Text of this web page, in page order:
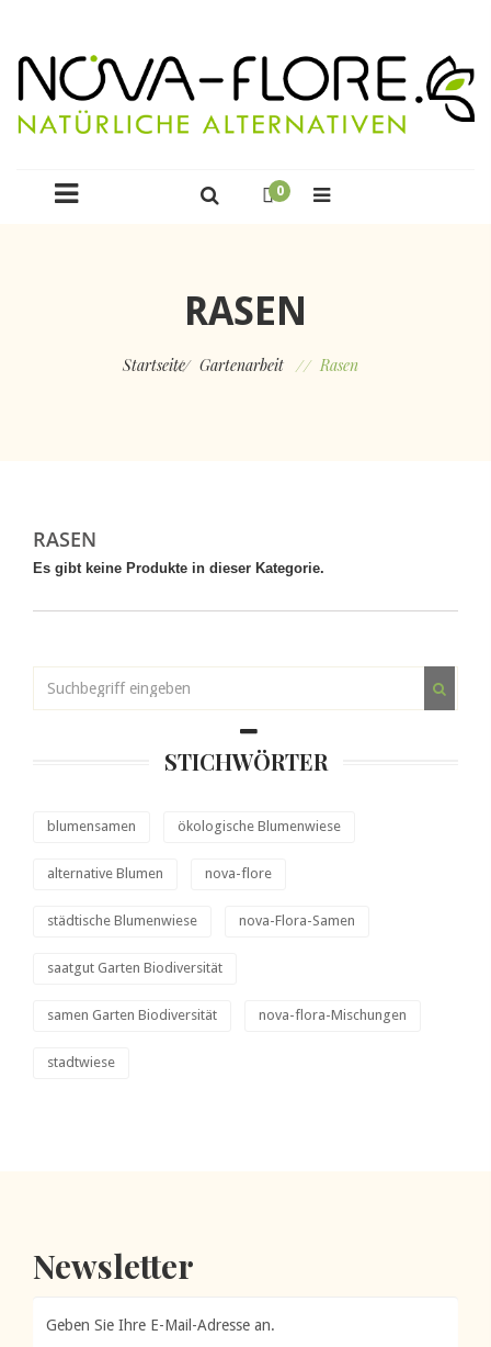
0
RASEN
Startseite Gartenarbeit Rasen
RASEN
Es gibt keine Produkte in dieser Kategorie.
STICHWÖRTER
blumensamen ökologische Blumenwiese
alternative Blumen nova-flore
städtische Blumenwiese nova-Flora-Samen
saatgut Garten Biodiversität
samen Garten Biodiversität nova-flora-Mischungen
stadtwiese
Newsletter